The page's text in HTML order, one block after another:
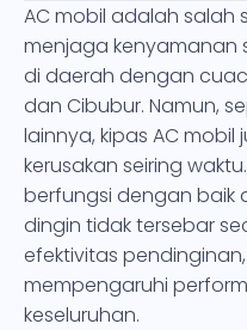
AC mobil adalah salah
menjaga kenyamanan
di daerah dengan
dan Cibubur. Namun,
lainnya, kipas AC
kerusakan seiring
berfungsi dengan
dingin tidak tersebar
efektivitas
mempengaruhi
keseluruhan.